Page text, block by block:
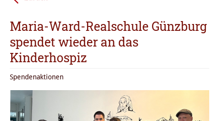
Maria-Ward-Realschule Günzburg
spendet wieder an das
Kinderhospiz
Spendenaktionen